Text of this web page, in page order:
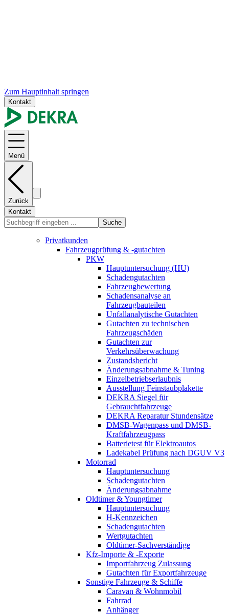
Zum Hauptinhalt springen
Kontakt
Menü
Zurück
Kontakt
Suche
Privatkunden
Fahrzeugprüfung & -gutachten
PKW
Hauptuntersuchung (HU)
Schadengutachten
Fahrzeugbewertung
Schadensanalyse an
Fahrzeugbauteilen
Unfallanalytische Gutachten
Gutachten zu technischen
Fahrzeugschäden
Gutachten zur
Verkehrsüberwachung
Zustandsbericht
Änderungsabnahme & Tuning
Einzelbetriebserlaubnis
Ausstellung Feinstaubplakette
DEKRA Siegel für
Gebrauchtfahrzeuge
DEKRA Reparatur Stundensätze
DMSB-Wagenpass und DMSB-
Kraftfahrzeugpass
Batterietest für Elektroautos
Ladekabel Prüfung nach DGUV V3
Motorrad
Hauptuntersuchung
Schadengutachten
Änderungsabnahme
Oldtimer & Youngtimer
Hauptuntersuchung
H-Kennzeichen
Schadengutachten
Wertgutachten
Oldtimer-Sachverständige
Kfz-Importe & -Exporte
Importfahrzeug Zulassung
Gutachten für Exportfahrzeuge
Sonstige Fahrzeuge & Schiffe
Caravan & Wohnmobil
Fahrrad
Anhänger